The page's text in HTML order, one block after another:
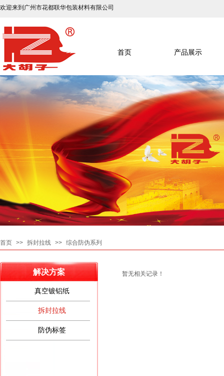
欢迎来到广州市花都联华包装材料有限公司
首页 产品展示
首页 >> 拆封拉线 >> 综合防伪系列
解决方案 暂无相关记录！
真空镀铝纸
拆封拉线
防伪标签